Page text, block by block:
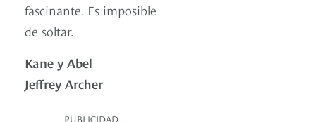
fascinante. Es imposible
de soltar.
Kane y Abel
Jeffrey Archer
PUBLICIDAD